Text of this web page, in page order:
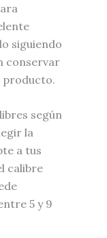
siguiendo
conservar
producto.
según
la
a tus
calibre
5 y 9